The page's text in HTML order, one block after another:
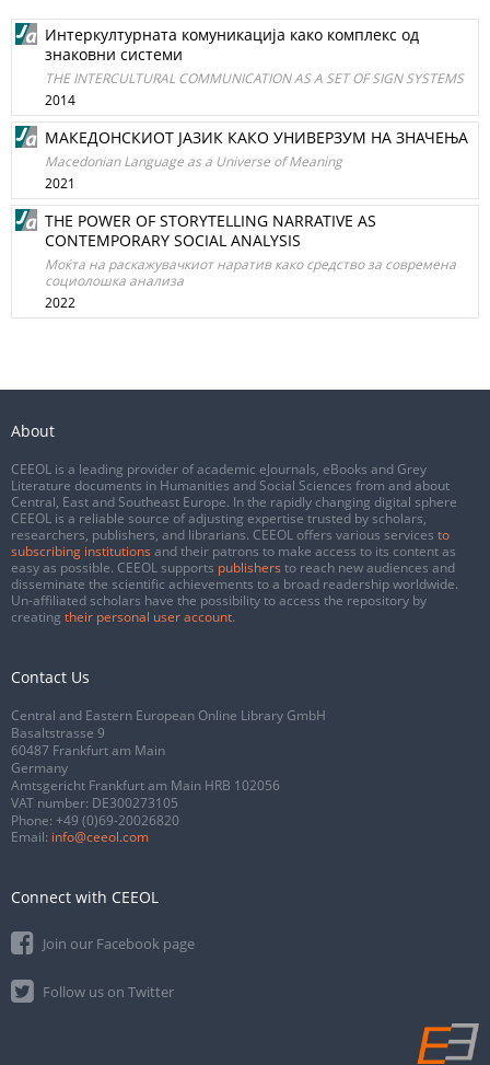
Интеркултурната комуникација како комплекс од
знаковни системи
THE INTERCULTURAL COMMUNICATION AS A SET OF SIGN SYSTEMS
2014
МАКЕДОНСКИОТ ЈАЗИК КАКО УНИВЕРЗУМ НА ЗНАЧЕЊА
Macedonian Language as a Universe of Meaning
2021
THE POWER OF STORYTELLING NARRATIVE AS
CONTEMPORARY SOCIAL ANALYSIS
Моќта на раскажувачкиот наратив како средство за современа
социолошка анализа
2022
About
CEEOL is a leading provider of academic eJournals, eBooks and Grey
Literature documents in Humanities and Social Sciences from and about
Central, East and Southeast Europe. In the rapidly changing digital sphere
CEEOL is a reliable source of adjusting expertise trusted by scholars,
researchers, publishers, and librarians. CEEOL offers various services to
subscribing institutions and their patrons to make access to its content as
easy as possible. CEEOL supports publishers to reach new audiences and
disseminate the scientific achievements to a broad readership worldwide.
Un-affiliated scholars have the possibility to access the repository by
creating their personal user account.
Contact Us
Central and Eastern European Online Library GmbH
Basaltstrasse 9
60487 Frankfurt am Main
Germany
Amtsgericht Frankfurt am Main HRB 102056
VAT number: DE300273105
Phone: +49 (0)69-20026820
Email: info@ceeol.com
Connect with CEEOL
Join our Facebook page
Follow us on Twitter